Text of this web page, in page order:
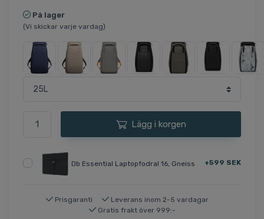
På lager
(Vi skickar varje vardag)
Lägg i korgen
Db Essential Laptopfodral 16, Gneiss +599 SEK
Prisgaranti
Leverans inom 2-5 vardagar
Gratis frakt över 999:-